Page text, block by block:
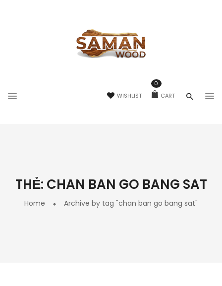
WISHLIST CART
0
THẺ: CHAN BAN GO BANG SAT
Home Archive by tag "chan ban go bang sat"